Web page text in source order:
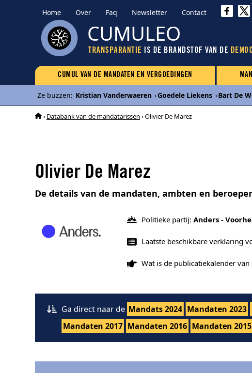
Home Over Faq Newsletter Contact
CUMULEO
TRANSPARANTIE IS DE BRANDSTOF VAN DE
CUMUL VAN DE MANDATEN EN VERGOEDINGEN
Ze buzzen: Kristian Vanderwaeren ›Goedele Liekens ›Bart De
› Databank van de mandatarissen › Olivier De Marez
Olivier De Marez
De details van de mandaten, ambten en
Politieke partij: Anders -
Laatste beschikbare verklaring
Wat is de publicatiekalender
Ga direct naar de Mandats 2024 Mandaten 2023
Mandaten 2017 Mandaten 2016 Mandaten 2015